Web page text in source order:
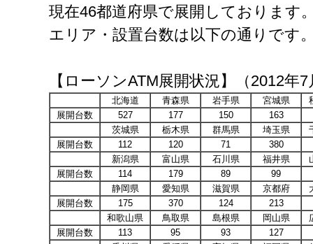
現在46都道府県で展開しております
エリア・設置台数は以下の通りです
【ローソンATM展開状況】（2012年
北海道 青森県 岩手県 宮城県
展開台数
527 177 150
163
茨城県
栃木県 群馬県 埼玉県
展開台数
112 120 71
380
新潟県
富山県 石川県 福井県
展開台数
114 179 89
99
静岡県
愛知県 滋賀県 京都府
展開台数
175 370 124
213
和歌山県
鳥取県 島根県 岡山県
展開台数
113 95 93
127